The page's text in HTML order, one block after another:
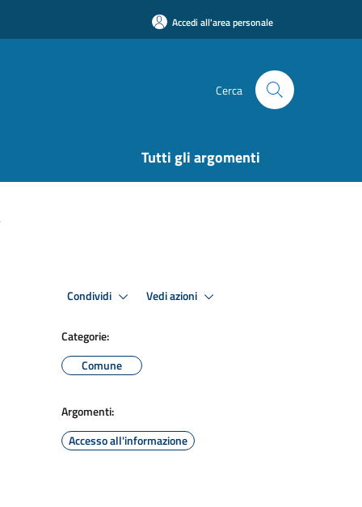
Accedi all'area personale
Cerca
Tutti gli argomenti
Condividi Vedi azioni
Categorie:
Comune
Argomenti:
Accesso all'informazione